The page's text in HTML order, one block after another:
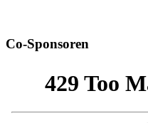
Co-Sponsoren